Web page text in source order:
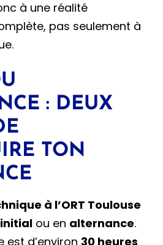
à une réalité
pas seulement à
: DEUX
TON
à l’ORT Toulouse
initial ou en alternance.
est d’environ 30 heures